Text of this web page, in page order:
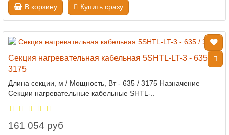
В корзину Купить сразу
Секция нагревательная кабельная 5SHTL-LT-3 - 635 /
3175
Длина секции, м / Мощность, Вт - 635 / 3175 Назначение
Секции нагревательные кабельные SHTL-..
161 054 руб